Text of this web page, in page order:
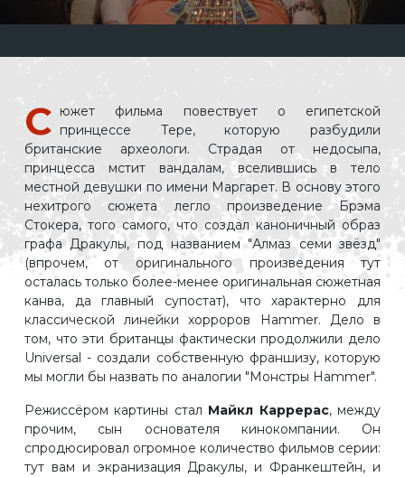
С южет фильма повествует о египетской
принцессе Тере, которую разбудили
британские археологи. Страдая от недосыпа,
принцесса мстит вандалам, вселившись в тело
местной девушки по имени Маргарет. В основу этого
нехитрого сюжета легло произведение Брэма
Стокера, того самого, что создал каноничный образ
графа Дракулы, под названием "Алмаз семи звёзд"
(впрочем, от оригинального произведения тут
осталась только более-менее оригинальная сюжетная
канва, да главный супостат), что характерно для
классической линейки хорроров Hammer. Дело в
том, что эти британцы фактически продолжили дело
Universal - создали собственную франшизу, которую
мы могли бы назвать по аналогии "Монстры Hammer".
Режиссёром картины стал Майкл Каррерас, между
прочим, сын основателя кинокомпании. Он
спродюсировал огромное количество фильмов серии:
тут вам и экранизация Дракулы, и Франкештейн, и